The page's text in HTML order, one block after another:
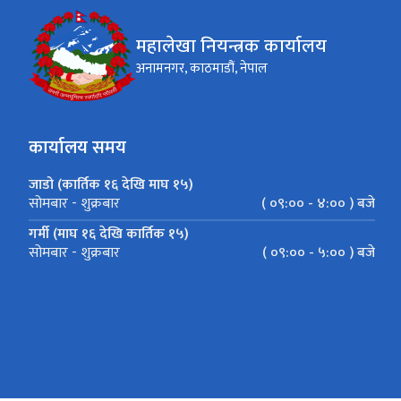
महालेखा नियन्त्रक कार्यालय
अनामनगर, काठमाडौं, नेपाल
कार्यालय समय
जाडो (कार्तिक १६ देखि माघ १५)
सोमबार - शुक्रबार
( ०९:०० - ४:०० ) बजे
गर्मी (माघ १६ देखि कार्तिक १५)
सोमबार - शुक्रबार ( ०९:०० - ५:०० ) बजे